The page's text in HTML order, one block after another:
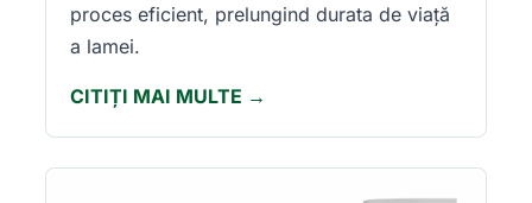
proces eficient, prelungind durata de viață
a lamei.
CITIȚI MAI MULTE →